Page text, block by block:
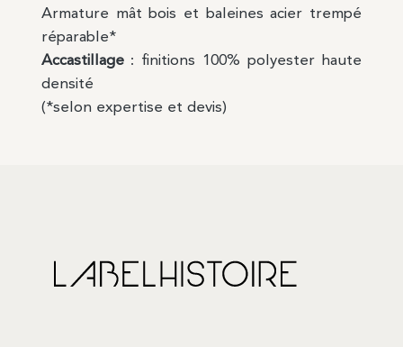
Armature mât bois et baleines acier trempé
réparable*
Accastillage: finitions 100% polyester haute
densité
(*selon expertise et devis)